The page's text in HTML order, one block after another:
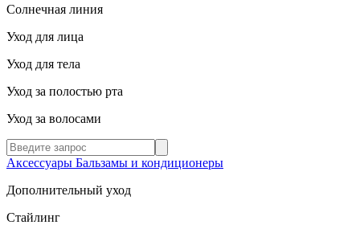
Солнечная линия
Уход для лица
Уход для тела
Уход за полостью рта
Уход за волосами
Аксессуары Бальзамы и кондиционеры
Дополнительный уход
Стайлинг